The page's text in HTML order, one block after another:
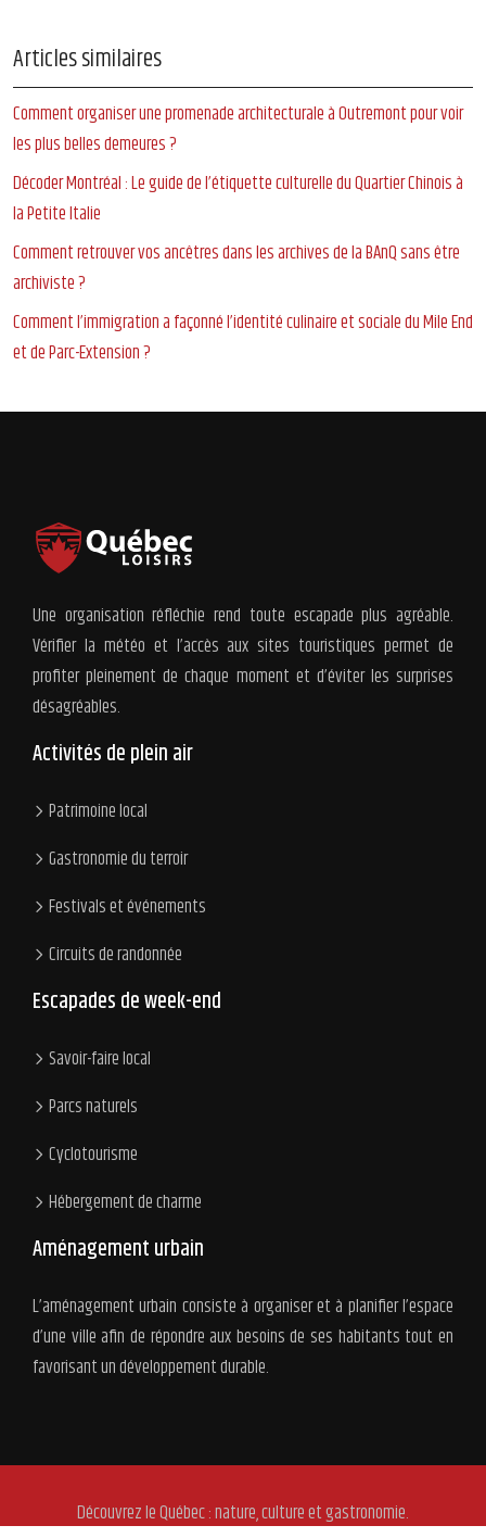
Articles similaires
Comment organiser une promenade architecturale à Outremont pour voir
les plus belles demeures ?
Décoder Montréal : Le guide de l’étiquette culturelle du Quartier Chinois à
la Petite Italie
Comment retrouver vos ancêtres dans les archives de la BAnQ sans être
archiviste ?
Comment l’immigration a façonné l’identité culinaire et sociale du Mile End
et de Parc-Extension ?
Une organisation réfléchie rend toute escapade plus agréable.
Vérifier la météo et l’accès aux sites touristiques permet de
profiter pleinement de chaque moment et d’éviter les surprises
désagréables.
Activités de plein air
Patrimoine local
Gastronomie du terroir
Festivals et événements
Circuits de randonnée
Escapades de week-end
Savoir-faire local
Parcs naturels
Cyclotourisme
Hébergement de charme
Aménagement urbain
L’aménagement urbain consiste à organiser et à planifier l’espace
d’une ville afin de répondre aux besoins de ses habitants tout en
favorisant un développement durable.
Découvrez le Québec : nature, culture et gastronomie.